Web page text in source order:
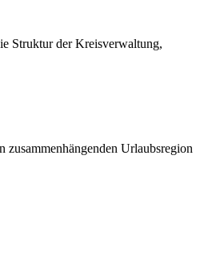
Struktur der Kreisverwaltung,
Urlaubsregion